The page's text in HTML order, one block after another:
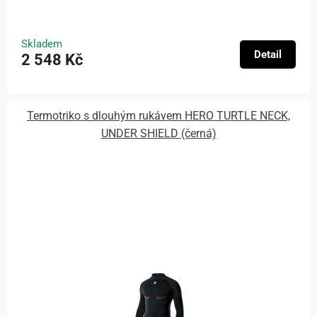
Skladem
2 548 Kč Detail
Termotriko s dlouhým rukávem HERO TURTLE NECK,
UNDER SHIELD (černá)